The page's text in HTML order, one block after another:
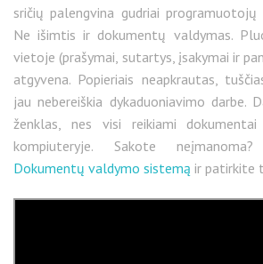
sričių palengvina gudriai
Ne išimtis ir dokumentų valdymas.
vietoje (prašymai, sutartys, įsakymai ir
atgyvena. Popieriais neapkrautas,
jau nebereiškia dykaduoniavimo darbe.
ženklas, nes visi reikiami
kompiuteryje. Sakote
Dokumentų valdymo sistemą ir patirkite